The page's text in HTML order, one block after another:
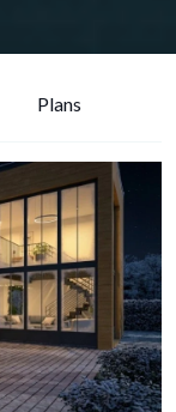
Plans